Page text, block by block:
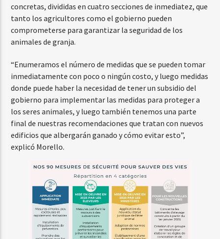
concretas, divididas en cuatro secciones de inmediatez, que
tanto los agricultores como el gobierno pueden
comprometerse para garantizar la seguridad de los
animales de granja.
“Enumeramos el número de medidas que se pueden tomar
inmediatamente con poco o ningún costo, y luego medidas
donde puede haber la necesidad de tener un subsidio del
gobierno para implementar las medidas para proteger a
los seres animales, y luego también tenemos una parte
final de nuestras recomendaciones que tratan con nuevos
edificios que albergarán ganado y cómo evitar esto”,
explicó Morello.